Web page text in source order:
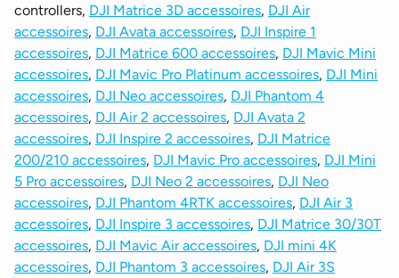
controllers, DJI Matrice 3D accessoires, DJI Air
accessoires, DJI Avata accessoires, DJI Inspire 1
accessoires, DJI Matrice 600 accessoires, DJI Mavic Mini
accessoires, DJI Mavic Pro Platinum accessoires, DJI Mini
accessoires, DJI Neo accessoires, DJI Phantom 4
accessoires, DJI Air 2 accessoires, DJI Avata 2
accessoires, DJI Inspire 2 accessoires, DJI Matrice
200/210 accessoires, DJI Mavic Pro accessoires, DJI Mini
5 Pro accessoires, DJI Neo 2 accessoires, DJI Neo
accessoires, DJI Phantom 4RTK accessoires, DJI Air 3
accessoires, DJI Inspire 3 accessoires, DJI Matrice 30/30T
accessoires, DJI Mavic Air accessoires, DJI mini 4K
accessoires, DJI Phantom 3 accessoires, DJI Air 3S